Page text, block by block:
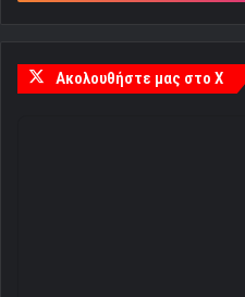
Ακολουθήστε μας στο X